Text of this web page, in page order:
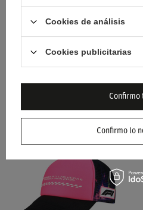
SOBREVALORADO
GORRA FORMULA 1 MEXICO
CITY GP
Cookies de análisis
Cookies publicitarias
Confirmo lo
Confirmo